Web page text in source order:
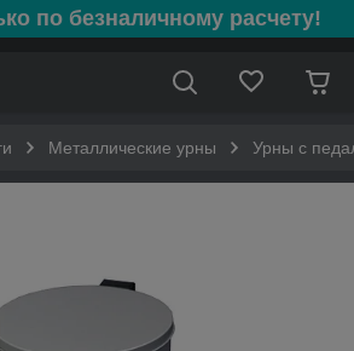
по безналичному расчету!
Металлические урны Урны с